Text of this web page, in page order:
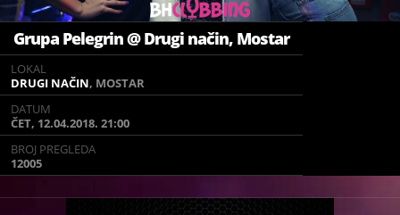
Grupa Pelegrin @ Drugi način, Mostar
LOKAL
DRUGI NAČIN, MOSTAR
DATUM
ČET, 12.04.2018. 21:00
BROJ PREGLEDA
12005
LOKAL
DRUGI NAČIN, MOSTAR
DATUM
ČET, 12.04.2018. 21:00
BROJ PREGLEDA
12005